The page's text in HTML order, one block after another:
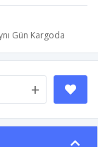
Gün Kargoda
+